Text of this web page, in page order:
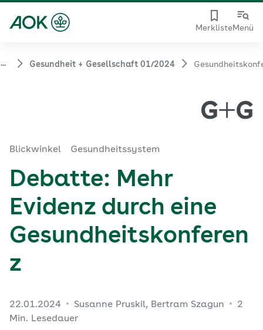
MerklisteMenü
... Gesundheit + Gesellschaft 01/2024
Blickwinkel Gesundheitssystem
Debatte: Mehr
Evidenz durch eine
Gesundheitskonferen
z
22.01.2024 Susanne Pruskil, Bertram Szagun
2
Min. Lesedauer